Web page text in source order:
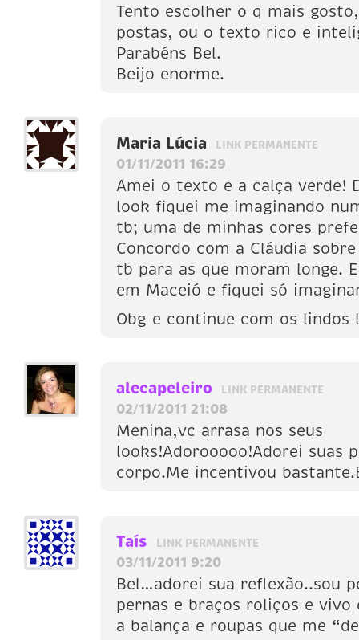
Tento escolher o q mais
postas, ou o texto rico e
Parabéns Bel.
Beijo enorme.
Maria Lúcia LINK PERMANENTE
01/11/2011 16:29
Amei o texto e a calça verde!
look fiquei me imaginando
tb; uma de minhas cores
Concordo com a Cláudia
tb para as que moram longe.
em Maceió e fiquei só
Obg e continue com os lindos
alecapeleiro LINK PERMANENTE
02/11/2011 21:08
Menina,vc arrasa nos seus
looks!Adorooooo!Adorei suas
corpo.Me incentivou
Taís LINK PERMANENTE
03/11/2011 9:20
Bel…adorei sua reflexão..sou
pernas e braços roliços e vivo
a balança e roupas que me